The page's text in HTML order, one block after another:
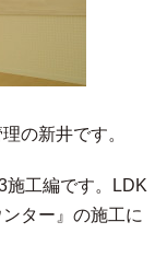
の新井です。
施工編です。LDK
ター』の施工に